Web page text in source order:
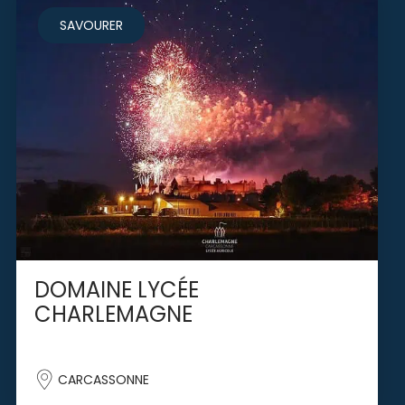
SAVOURER
DOMAINE LYCÉE
CHARLEMAGNE
CARCASSONNE